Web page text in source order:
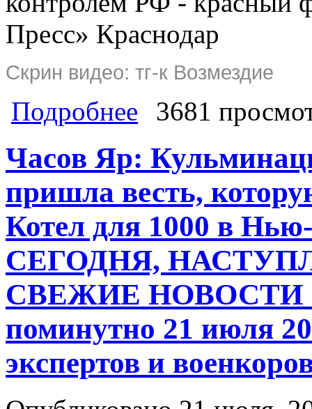
Скрин видео: тг-к Возмездие
Подробнее о НАСТУПЛЕНИЕ. Красный флаг
СЕГОДНЯ 25 июля 2024 Сводки,
направлении, "Очеретинский
3681
Часов Яр:
пришла весть,
Котел для 1000 в
СЕГОДНЯ,
СВЕЖИЕ НОВОСТИ
поминутно 21 июля
экспертов и